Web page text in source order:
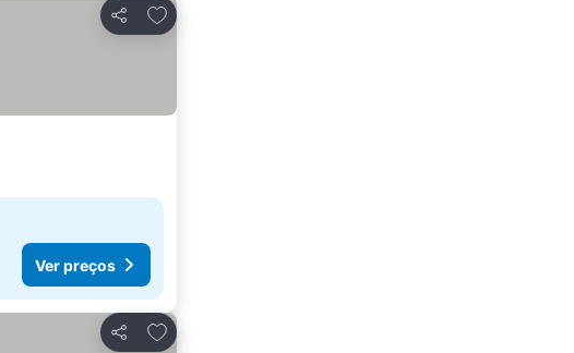
Partilhar
Adicionar aos favoritos
Ver preços
Partilhar
Adicionar aos favoritos